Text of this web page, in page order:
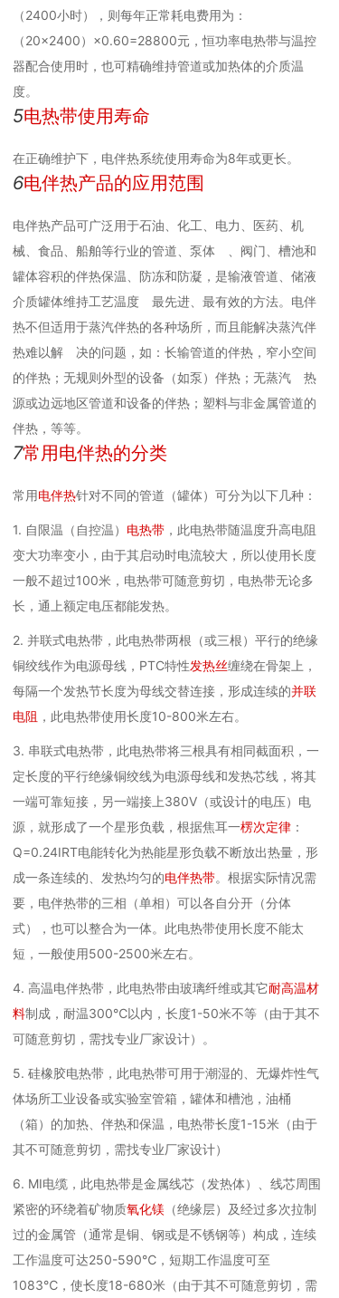
（2400小时），则每年正常耗电费用为：
（20×2400）×0.60=28800元，恒功率电热带与温控
器配合使用时，也可精确维持管道或加热体的介质温
度。
5电热带使用寿命
在正确维护下，电伴热系统使用寿命为8年或更长。
6电伴热产品的应用范围
电伴热产品可广泛用于石油、化工、电力、医药、机
械、食品、船舶等行业的管道、泵体 、阀门、槽池和
罐体容积的伴热保温、防冻和防凝，是输液管道、储液
介质罐体维持工艺温度 最先进、最有效的方法。电伴
热不但适用于蒸汽伴热的各种场所，而且能解决蒸汽伴
热难以解 决的问题，如：长输管道的伴热，窄小空间
的伴热；无规则外型的设备（如泵）伴热；无蒸汽 热
源或边远地区管道和设备的伴热；塑料与非金属管道的
伴热，等等。
7常用电伴热的分类
常用电伴热针对不同的管道（罐体）可分为以下几种：
1. 自限温（自控温） 电热带 ，此电热带随温度升高电阻
变大功率变小，由于其启动时电流较大，所以使用长度
一般不超过100米，电热带可随意剪切，电热带无论多
长，通上额定电压都能发热。
2. 并联式电热带，此电热带两根（或三根）平行的绝缘
铜绞线作为电源母线，PTC特性发热丝缠绕在骨架上，
每隔一个发热节长度为母线交替连接，形成连续的并联
电阻 ，此电热带使用长度10-800米左右。
3. 串联式电热带，此电热带将三根具有相同截面积，一
定长度的平行绝缘铜绞线为电源母线和发热芯线，将其
一端可靠短接，另一端接上380V（或设计的电压）电
源，就形成了一个星形负载，根据焦耳一楞次定律 ：
Q=0.24IRT电能转化为热能星形负载不断放出热量，形
成一条连续的、发热均匀的电伴热带。根据实际情况需
要，电伴热带的三相（单相）可以各自分开（分体
式），也可以整合为一体。此电热带使用长度不能太
短，一般使用500-2500米左右。
4. 高温电伴热带，此电热带由玻璃纤维或其它耐高温材
料制成，耐温300℃以内，长度1-50米不等（由于其不
可随意剪切，需找专业厂家设计）。
5. 硅橡胶电热带，此电热带可用于潮湿的、无爆炸性气
体场所工业设备或实验室管箱，罐体和槽池，油桶
（箱）的加热、伴热和保温，电热带长度1-15米（由于
其不可随意剪切，需找专业厂家设计）
6. MI电缆，此电热带是金属线芯（发热体）、线芯周围
紧密的环绕着矿物质氧化镁 （绝缘层）及经过多次拉制
过的金属管（通常是铜、钢或是不锈钢等）构成，连续
工作温度可达250-590℃，短期工作温度可至
1083℃，使长度18-680米（由于其不可随意剪切，需